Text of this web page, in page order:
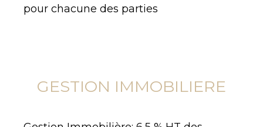
pour chacune des parties
GESTION IMMOBILIERE